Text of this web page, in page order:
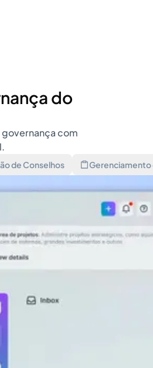
do
governança com
de Conselhos Gerenciamento